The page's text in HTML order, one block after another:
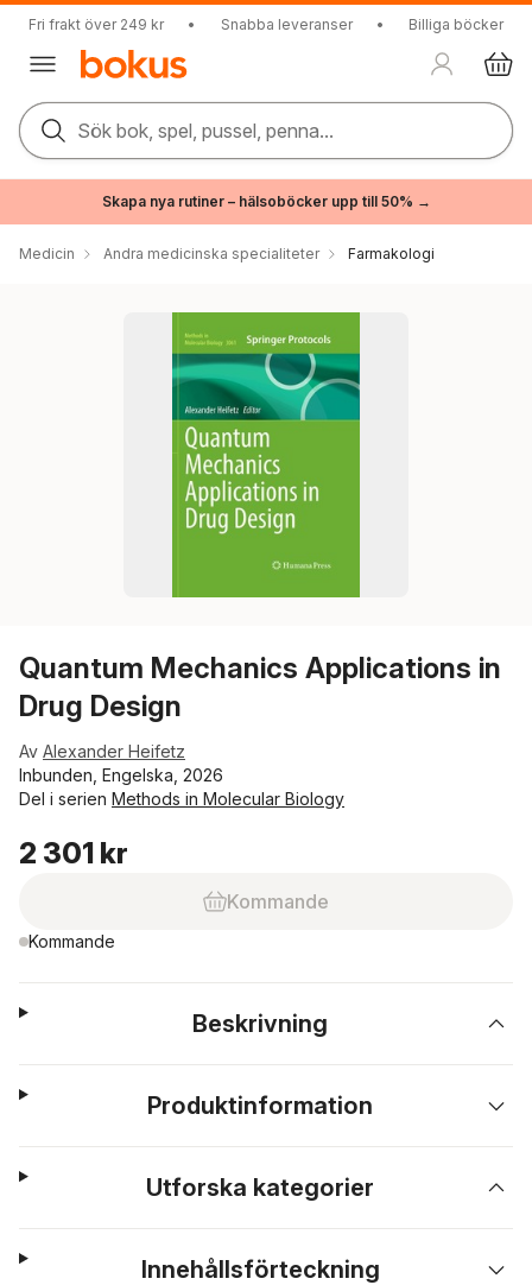
Fri frakt över 249 kr • Snabba leveranser • Billiga böcker
Sök bok, spel, pussel, penna...
Skapa nya rutiner – hälsoböcker upp till 50% →
Medicin Andra medicinska specialiteter Farmakologi
Quantum Mechanics Applications in
Drug Design
Av Alexander Heifetz
Inbunden, Engelska, 2026
Del i serien Methods in Molecular Biology
2 301 kr
Kommande
Kommande
Beskrivning
Produktinformation
Utforska kategorier
Innehållsförteckning